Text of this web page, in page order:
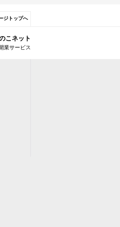
ジトップへ
こネット
業サービス